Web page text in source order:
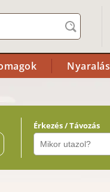
Nyaralás
Érkezés / Távozás